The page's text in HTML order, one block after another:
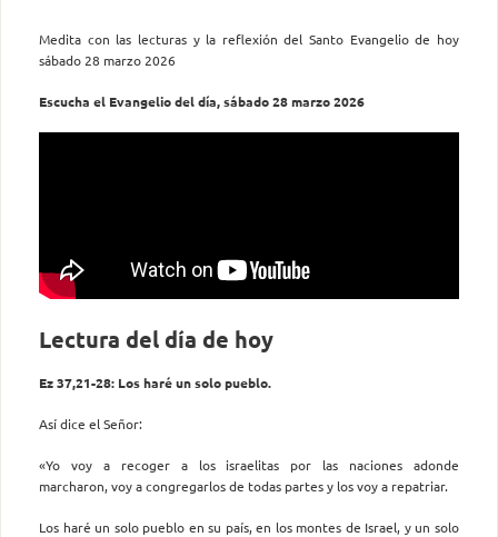
Medita con las lecturas y la reflexión del Santo Evangelio de hoy
sábado 28 marzo 2026
Escucha el Evangelio del día, sábado 28 marzo 2026
Lectura del día de hoy
Ez 37,21-28: Los haré un solo pueblo.
Así dice el Señor:
«Yo voy a recoger a los israelitas por las naciones adonde
marcharon, voy a congregarlos de todas partes y los voy a repatriar.
Los haré un solo pueblo en su país, en los montes de Israel, y un solo